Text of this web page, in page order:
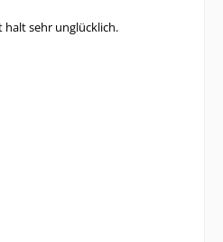
halt sehr unglücklich.